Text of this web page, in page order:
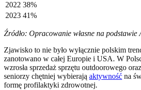
2022 38%
2023 41%
Źródło: Opracowanie własne na
Zjawisko to nie było wyłącznie polskim
zanotowano w całej Europie i USA. W
wzrosła sprzedaż sprzętu outdoorowego
seniorzy chętniej wybierają aktywność na
formę profilaktyki zdrowotnej.